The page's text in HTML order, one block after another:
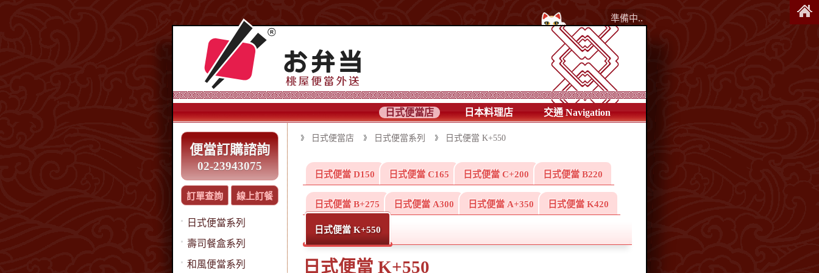
日式便當店 日本料理店 交通 Navigation
準備中..
便當訂購諮詢
02-23943075
訂單查詢 線上訂餐
日式便當系列
壽司餐盒系列
和風便當系列
日式便當店 日式便當系列 日式便當 K+550
日式便當 D150 日式便當 C165 日式便當 C+200 日式便當 B220
日式便當 B+275 日式便當 A300 日式便當 A+350 日式便當 K420
日式便當 K+550
日式便當 K+550